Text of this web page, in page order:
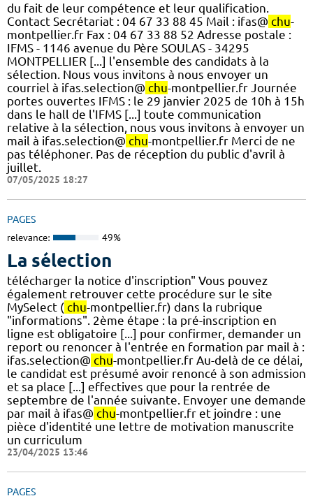
du fait de leur compétence et leur qualification.
Contact Secrétariat : 04 67 33 88 45 Mail : ifas@ chu-
montpellier.fr Fax : 04 67 33 88 52 Adresse postale :
IFMS - 1146 avenue du Père SOULAS - 34295
MONTPELLIER [...] l'ensemble des candidats à la
sélection. Nous vous invitons à nous envoyer un
courriel à ifas.selection@ chu-montpellier.fr Journée
portes ouvertes IFMS : le 29 janvier 2025 de 10h à 15h
dans le hall de l'IFMS [...] toute communication
relative à la sélection, nous vous invitons à envoyer un
mail à ifas.selection@ chu-montpellier.fr Merci de ne
pas téléphoner. Pas de réception du public d'avril à
juillet.
07/05/2025 18:27
PAGES
relevance: 49%
La sélection
télécharger la notice d'inscription" Vous pouvez
également retrouver cette procédure sur le site
MySelect ( chu-montpellier.fr) dans la rubrique
"informations". 2ème étape : la pré-inscription en
ligne est obligatoire [...] pour confirmer, demander un
report ou renoncer à l'entrée en formation par mail à :
ifas.selection@ chu-montpellier.fr Au-delà de ce délai,
le candidat est présumé avoir renoncé à son admission
et sa place [...] effectives que pour la rentrée de
septembre de l'année suivante. Envoyer une demande
par mail à ifas@ chu-montpellier.fr et joindre : une
pièce d'identité une lettre de motivation manuscrite
un curriculum
23/04/2025 13:46
PAGES